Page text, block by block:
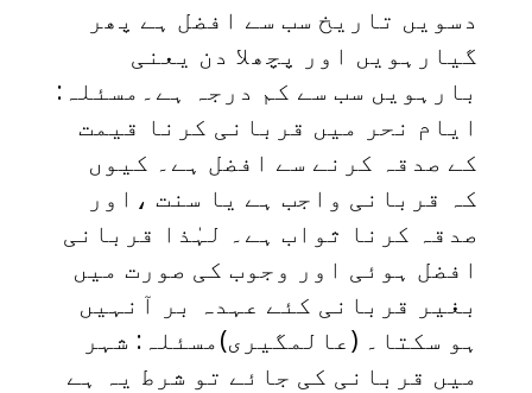
دسویں تاریخ سب سے افضل ہے پھر
گیارہویں اور پچھلا دن یعنی
بارہویں سب سے کم درجہ ہے۔مسئلہ:
ایام نحر میں قربانی کرنا قیمت
کے صدقہ کرنے سے افضل ہے۔ کیوں
کہ قربانی واجب ہے یا سنت ،اور
صدقہ کرنا ثواب ہے۔ لہٰذا قربانی
افضل ہوئی اور وجوب کی صورت میں
بغیر قربانی کئے عہدہ بر آنہیں
ہو سکتا۔ (عالمگیری)مسئلہ: شہر
میں قربانی کی جائے تو شرط یہ ہے